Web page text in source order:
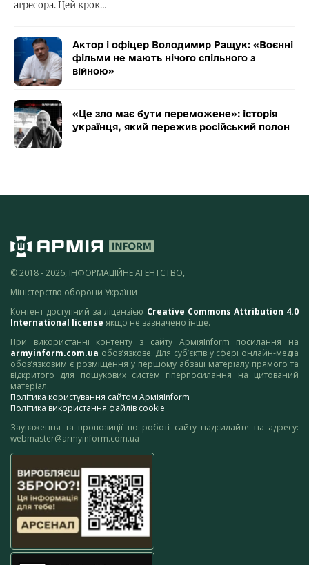
агресора. Цей крок…
Актор і офіцер Володимир Ращук: «Воєнні
фільми не мають нічого спільного з
війною»
«Це зло має бути переможене»: історія
українця, який пережив російський полон
© 2018 - 2026, ІНФОРМАЦІЙНЕ АГЕНТСТВО,
Міністерство оборони України
Контент доступний за ліцензією Creative Commons Attribution 4.0
International license якщо не зазначено інше.
При використанні контенту з сайту АрміяInform посилання на
armyinform.com.ua обов’язкове. Для суб’єктів у сфері онлайн-медіа
обов’язковим є розміщення у першому абзаці матеріалу прямого та
відкритого для пошукових систем гіперпосилання на цитований
матеріал.
Політика користування сайтом АрміяInform
Політика використання файлів cookie
Зауваження та пропозиції по роботі сайту надсилайте на адресу:
webmaster@armyinform.com.ua